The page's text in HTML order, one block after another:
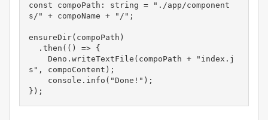
const compoPath: string = "./app/component
s/" + compoName + "/";
ensureDir(compoPath)
s", compoContent);
});